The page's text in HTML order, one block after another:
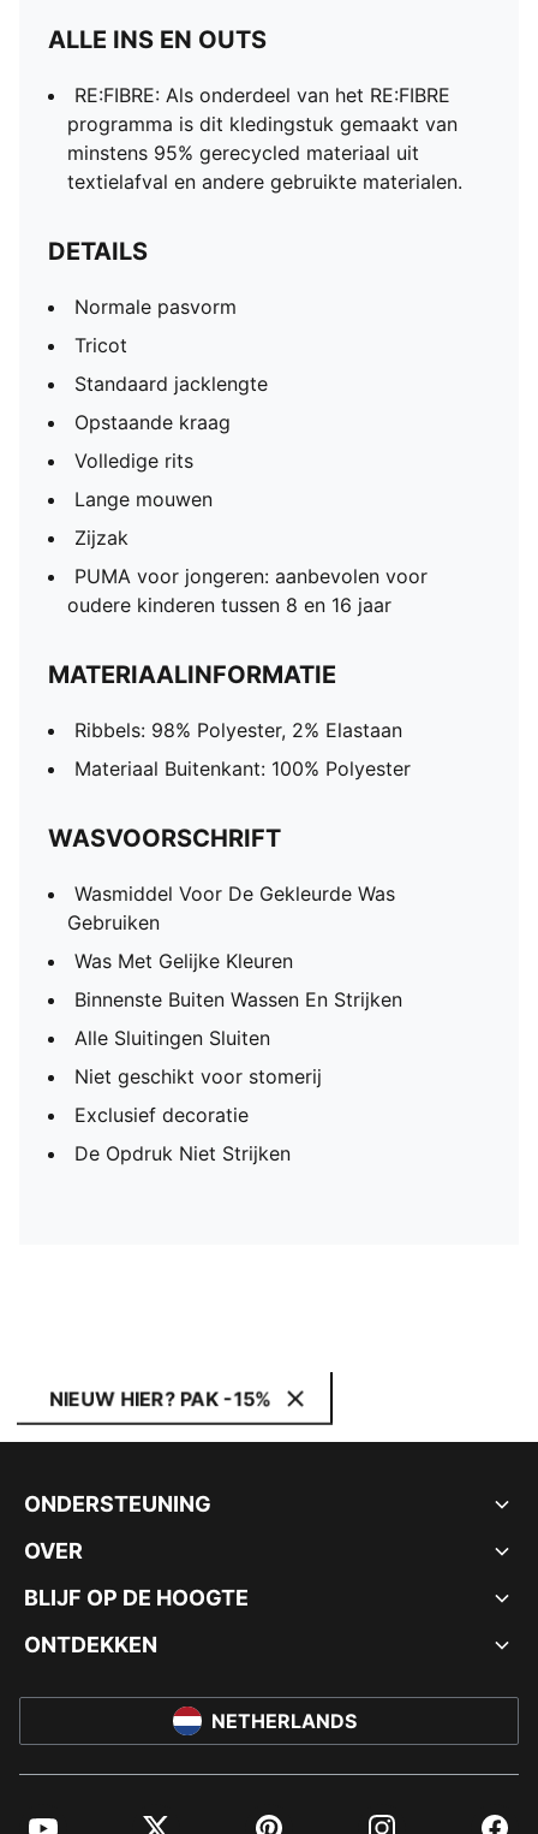
ALLE INS EN OUTS
RE:FIBRE: Als onderdeel van het RE:FIBRE
programma is dit kledingstuk gemaakt van
minstens 95% gerecycled materiaal uit
textielafval en andere gebruikte materialen.
DETAILS
Normale pasvorm
Tricot
Standaard jacklengte
Opstaande kraag
Volledige rits
Lange mouwen
Zijzak
PUMA voor jongeren: aanbevolen voor
oudere kinderen tussen 8 en 16 jaar
MATERIAALINFORMATIE
Ribbels: 98% Polyester, 2% Elastaan
Materiaal Buitenkant: 100% Polyester
WASVOORSCHRIFT
Wasmiddel Voor De Gekleurde Was
Gebruiken
Was Met Gelijke Kleuren
Binnenste Buiten Wassen En Strijken
Alle Sluitingen Sluiten
Niet geschikt voor stomerij
Exclusief decoratie
De Opdruk Niet Strijken
NIEUW HIER? PAK -15%
ONDERSTEUNING
OVER
BLIJF OP DE HOOGTE
ONTDEKKEN
NETHERLANDS